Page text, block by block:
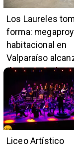
Los Laureles
forma:
habitacional en
Valparaíso
de avance y
a 396 familias
Liceo Artístico